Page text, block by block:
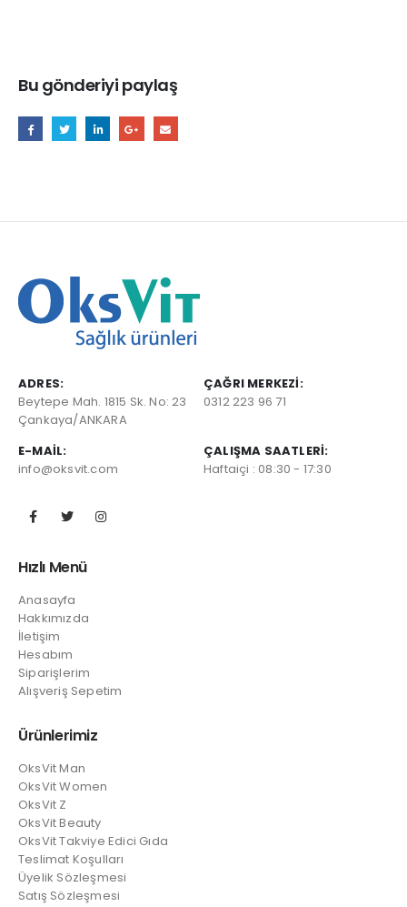
Bu gönderiyi paylaş
ADRES:
Beytepe Mah. 1815 Sk. No: 23
Çankaya/ANKARA
ÇAĞRI MERKEZI:
0312 223 96 71
E-MAIL:
info@oksvit.com
ÇALIŞMA SAATLERI:
Haftaiçi : 08:30 - 17:30
Hızlı Menü
Anasayfa
Hakkımızda
İletişim
Hesabım
Siparişlerim
Alışveriş Sepetim
Ürünlerimiz
OksVit Man
OksVit Women
OksVit Z
OksVit Beauty
OksVit Takviye Edici Gıda
Teslimat Koşulları
Üyelik Sözleşmesi
Satış Sözleşmesi